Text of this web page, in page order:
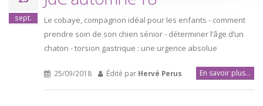
sept.
Le cobaye, compagnon idéal pour les enfants - comment
prendre soin de son chien sénior - déterminer l’âge d’un
chaton - torsion gastrique : une urgence absolue
25/09/2018 Édité par Hervé Perus En savoir plus...